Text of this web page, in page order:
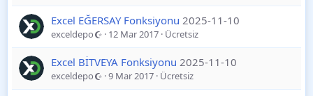
Excel EĞERSAY Fonksiyonu 2025-11-10
exceldepo 12 Mar 2017 Ücretsiz
Excel BİTVEYA Fonksiyonu 2025-11-10
exceldepo 9 Mar 2017 Ücretsiz